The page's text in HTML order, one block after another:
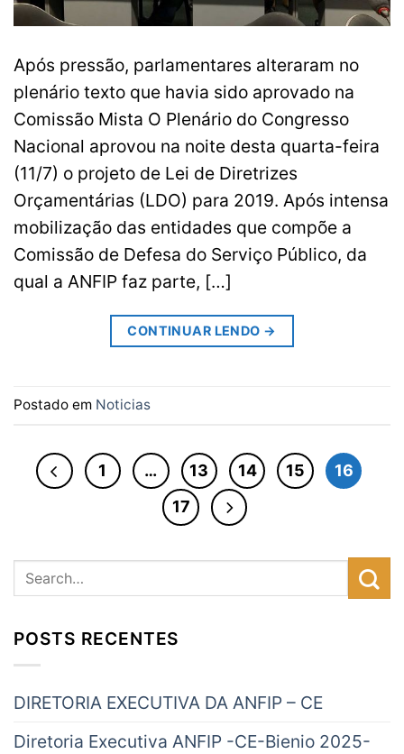
Após pressão, parlamentares alteraram no
plenário texto que havia sido aprovado na
Comissão Mista O Plenário do Congresso
Nacional aprovou na noite desta quarta-feira
(11/7) o projeto de Lei de Diretrizes
Orçamentárias (LDO) para 2019. Após intensa
mobilização das entidades que compõe a
Comissão de Defesa do Serviço Público, da
qual a ANFIP faz parte, […]
CONTINUAR LENDO →
Postado em Noticias
1 … 13 14 15
16
17
POSTS RECENTES
DIRETORIA EXECUTIVA DA ANFIP – CE
Diretoria Executiva ANFIP -CE-Bienio 2025-